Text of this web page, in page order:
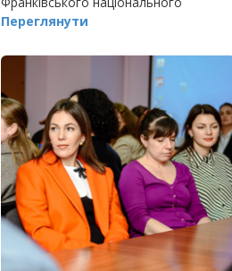
технічного університету нафти і газу
Ґданську.
Переглянути